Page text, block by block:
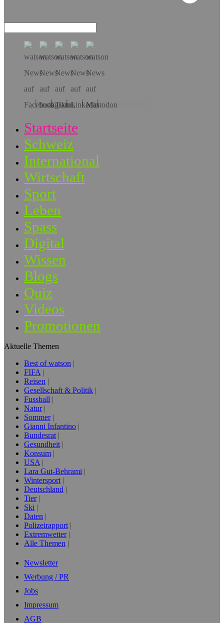
Hol dir die App!
Startseite
Schweiz
International
Wirtschaft
Sport
Leben
Spass
Digital
Wissen
Blogs
Quiz
Videos
Promotionen
Aktuelle Themen
Best of watson
FIFA
Reisen
Gesellschaft & Politik
Fussball
Natur
Sommer
Gianni Infantino
Bundesrat
Gesundheit
Konsum
USA
Lara Gut-Behrami
Wintersport
Deutschland
Tier
Ski
Daten
Polizeirapport
Extremwetter
Alle Themen
Newsletter
Werbung / PR
Jobs
Impressum
AGB